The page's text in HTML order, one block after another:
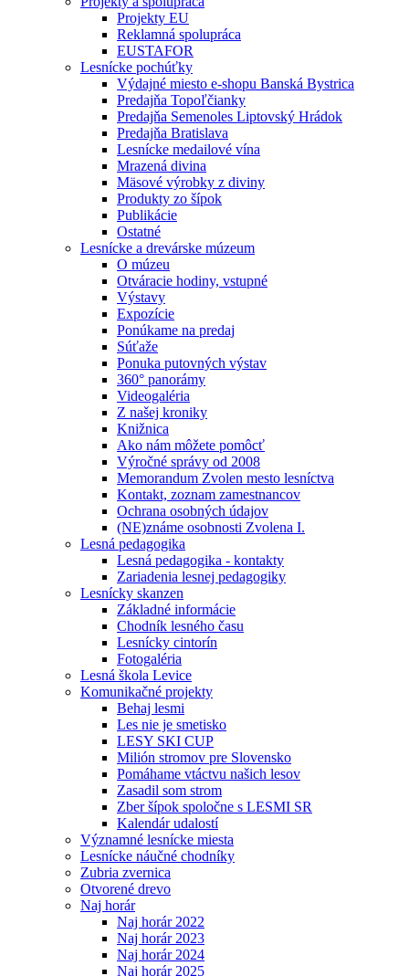
Projekty EU
Reklamná spolupráca
EUSTAFOR
Lesnícke pochúťky
Výdajné miesto e-shopu Banská Bystrica
Predajňa Topoľčianky
Predajňa Semenoles Liptovský Hrádok
Predajňa Bratislava
Lesnícke medailové vína
Mrazená divina
Mäsové výrobky z diviny
Produkty zo šípok
Publikácie
Ostatné
Lesnícke a drevárske múzeum
O múzeu
Otváracie hodiny, vstupné
Výstavy
Expozície
Ponúkame na predaj
Súťaže
Ponuka putovných výstav
360° panorámy
Videogaléria
Z našej kroniky
Knižnica
Ako nám môžete pomôcť
Výročné správy od 2008
Memorandum Zvolen mesto lesníctva
Kontakt, zoznam zamestnancov
Ochrana osobných údajov
(NE)známe osobnosti Zvolena I.
Lesná pedagogika
Lesná pedagogika - kontakty
Zariadenia lesnej pedagogiky
Lesnícky skanzen
Základné informácie
Chodník lesného času
Lesnícky cintorín
Fotogaléria
Lesná škola Levice
Komunikačné projekty
Behaj lesmi
Les nie je smetisko
LESY SKI CUP
Milión stromov pre Slovensko
Pomáhame vtáctvu našich lesov
Zasadil som strom
Zber šípok spoločne s LESMI SR
Kalendár udalostí
Významné lesnícke miesta
Lesnícke náučné chodníky
Zubria zvernica
Otvorené drevo
Naj horár
Naj horár 2022
Naj horár 2023
Naj horár 2024
Naj horár 2025